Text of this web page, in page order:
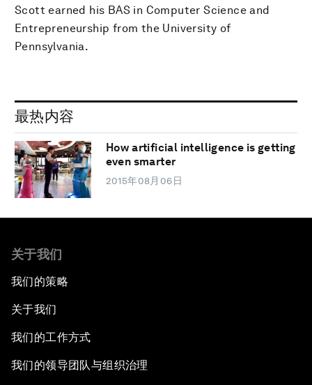
Scott earned his BAS in Computer Science and
Entrepreneurship from the University of
Pennsylvania.
最热内容
How artificial intelligence is getting
even smarter
2015年08月06日
关于我们
我们的策略
关于我们
我们的工作方式
我们的领导团队与组织治理